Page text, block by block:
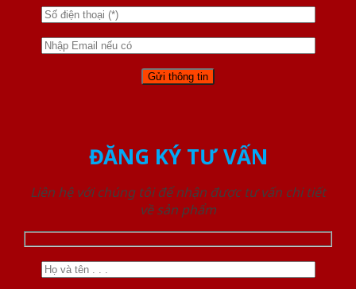
ĐĂNG KÝ TƯ VẤN
Liên hệ với chúng tôi để nhận được tư vấn chi tiết
về sản phẩm